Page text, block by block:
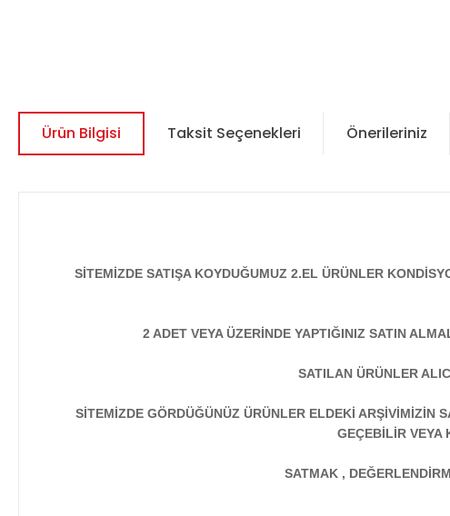
Ürün Bilgisi Taksit Seçenekleri Önerileriniz
SİTEMİZDE SATIŞA KOYDUĞUMUZ 2.EL ÜRÜNLER
2 ADET VEYA ÜZERİNDE YAPTIĞINIZ SATIN
SATILAN ÜRÜNLER
SİTEMİZDE GÖRDÜĞÜNÜZ ÜRÜNLER ELDEKİ ARŞİVİMİZİN
GEÇEBİLİR VEYA
SATMAK ,